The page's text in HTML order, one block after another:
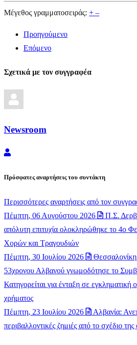
Μέγεθος γραμματοσειράς: + –
Προηγούμενο
Επόμενο
Σχετικά με τον συγγραφέα
Newsroom
Newsroom
Πρόσφατες αναρτήσεις του συντάκτη
Περισσότερες αναρτήσεις από τον
Πέμπτη, 06 Αυγούστου 2026
Π.Σ.
απόλυτη επιτυχία ολοκληρώθηκε το 4ο
Χορών και Τραγουδιών
Πέμπτη, 30 Ιουλίου 2026
53χρονου Αλβανού γνωμοδότησε το
Κατηγορείται για ένταξη σε εγκληματική
χρήματος
Πέμπτη, 23 Ιουλίου 2026
Αλβανία:
περιβαλλοντικές ζημιές από το σχέδιο